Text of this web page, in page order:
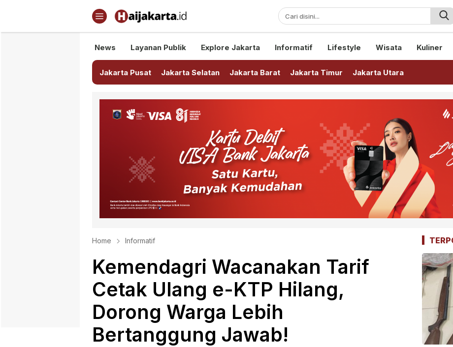
Haijakarta.id
Semua Tentang Jakarta Ada Disini!
News Layanan Publik Explore Jakarta Informatif Lifestyle Wisata Kuliner
Jakarta Pusat Jakarta Selatan Jakarta Barat Jakarta Timur Jakarta Utara
Home Informatif
Kemendagri Wacanakan Tarif
Cetak Ulang e-KTP Hilang,
Dorong Warga Lebih
Bertanggung Jawab!